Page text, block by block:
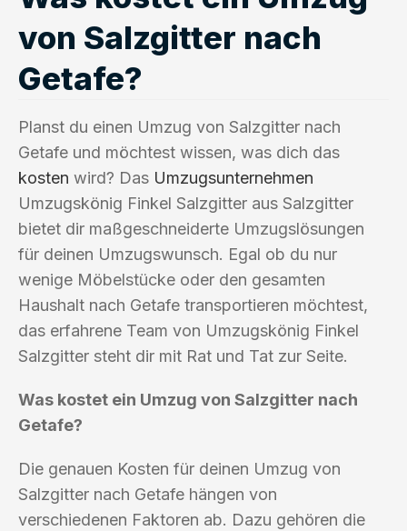
von Salzgitter nach
Getafe?
Planst du einen Umzug von Salzgitter nach
Getafe und möchtest wissen, was dich das
kosten wird? Das Umzugsunternehmen
Umzugskönig Finkel Salzgitter aus Salzgitter
bietet dir maßgeschneiderte Umzugslösungen
für deinen Umzugswunsch. Egal ob du nur
wenige Möbelstücke oder den gesamten
Haushalt nach Getafe transportieren möchtest,
das erfahrene Team von Umzugskönig Finkel
Salzgitter steht dir mit Rat und Tat zur Seite.
Was kostet ein Umzug von Salzgitter nach
Getafe?
Die genauen Kosten für deinen Umzug von
Salzgitter nach Getafe hängen von
verschiedenen Faktoren ab. Dazu gehören die